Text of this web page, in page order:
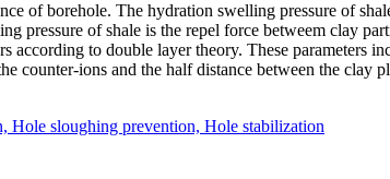
of borehole. The hydration swelling pressure of
pressure of shale is the repel force betweem clay
according to double layer theory. These parameters
counter-ions and the half distance between the clay
Hole sloughing prevention, Hole stabilization